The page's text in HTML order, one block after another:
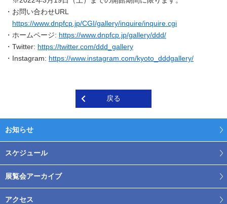
・お問い合わせURL
https://www.dnpfcp.jp/CGI/gallery/inquire/inquire.cgi
・ホームページ: https://www.dnpfcp.jp/gallery/ddd/
・Twitter: https://twitter.com/ddd_gallery
・Instagram: https://www.instagram.com/kyoto_dddgallery/
戻る
お知らせ
スケジュール
展覧会アーカイブ
アクセス